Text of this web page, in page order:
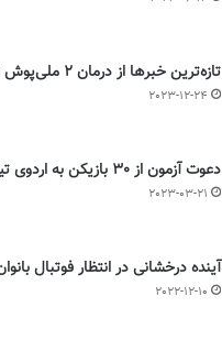
تازه‌ترین خبرها از درمان ۲ ملی‌پوش فوتبال زنان
2023-12-24
دعوت آزمون از 30 بازیکن به اردوی تیم ملی
2023-03-21
آینده درخشانی در انتظار فوتبال
2022-12-10